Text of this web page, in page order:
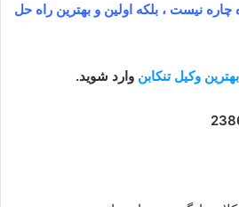
چاره نیست ، بلکه اولین و بهترین راه حل
بهترین وکیل تنکابن وارد شوید.